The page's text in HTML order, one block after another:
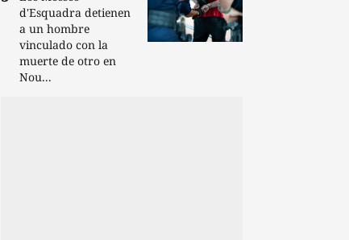
d'Esquadra detienen
a un hombre
vinculado con la
muerte de otro en
Nou...